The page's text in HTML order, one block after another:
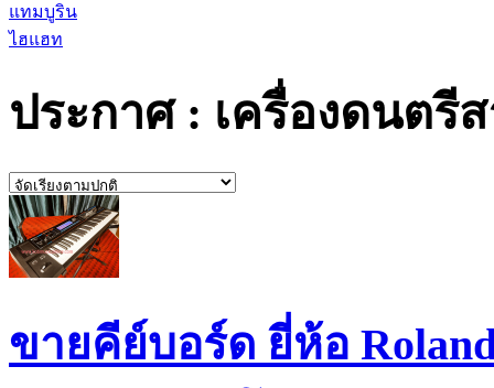
แทมบูริน
ไฮแฮท
ประกาศ : เครื่องดนตรี
ขายคีย์บอร์ด ยี่ห้อ